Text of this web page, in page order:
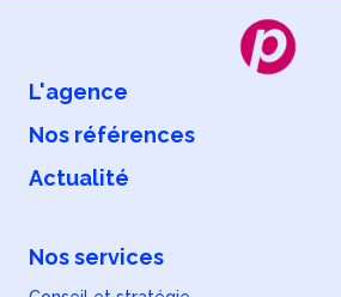
L'agence
Nos références
Actualité
Nos services